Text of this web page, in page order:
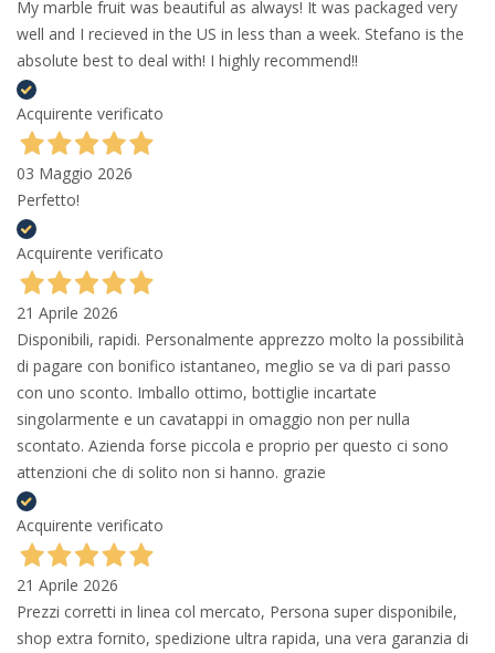
My marble fruit was beautiful as always! It was packaged very
well and I recieved in the US in less than a week. Stefano is the
absolute best to deal with! I highly recommend!!
Acquirente verificato
03 Maggio 2026
Perfetto!
Acquirente verificato
21 Aprile 2026
Disponibili, rapidi. Personalmente apprezzo molto la possibilità
di pagare con bonifico istantaneo, meglio se va di pari passo
con uno sconto. Imballo ottimo, bottiglie incartate
singolarmente e un cavatappi in omaggio non per nulla
scontato. Azienda forse piccola e proprio per questo ci sono
attenzioni che di solito non si hanno. grazie
Acquirente verificato
21 Aprile 2026
Prezzi corretti in linea col mercato, Persona super disponibile,
shop extra fornito, spedizione ultra rapida, una vera garanzia di